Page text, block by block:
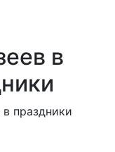
в
праздники